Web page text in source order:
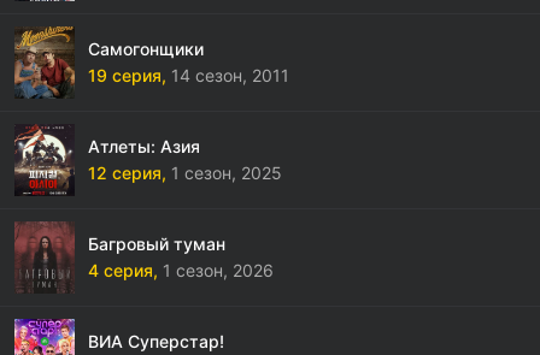
Самогонщики
19 серия, 14 сезон, 2011
Атлеты: Азия
12 серия, 1 сезон, 2025
Багровый туман
4 серия, 1 сезон, 2026
ВИА Суперстар!